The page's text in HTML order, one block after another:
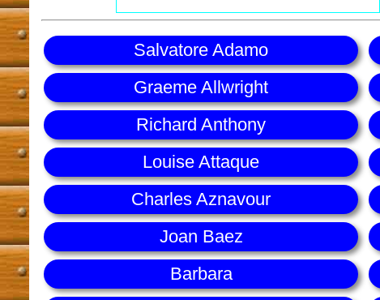
Salvatore Adamo
Graeme Allwright
Richard Anthony
Louise Attaque
Charles Aznavour
Joan Baez
Barbara